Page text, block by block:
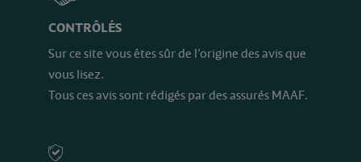
CONTRÔLÉS
Sur ce site vous êtes sûr de l’origine des avis que
vous lisez.
Tous ces avis sont rédigés par des assurés MAAF.